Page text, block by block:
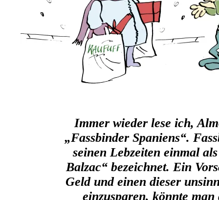
Immer wieder lese ich,
„Fassbinder Spaniens“.
seinen Lebzeiten einmal
Balzac“ bezeichnet. Ein
Geld und einen dieser
einzusparen, könnte